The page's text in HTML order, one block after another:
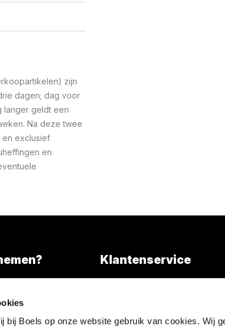
bij Boels op onze website gebruik van cookies. Wij
zijn
dagen; dag voor
langer geldt een
Na deze twee
en exclusief
en
Klantenservice